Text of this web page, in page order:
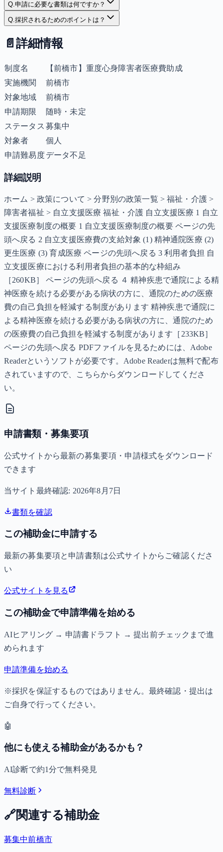
Q.申請に必要な書類は何ですか？
Q.採択されるためのポイントは？
📄 詳細情報
制度名
【前橋市】重度心身障害者医療費助成
実施機関
前橋市
対象地域
前橋市
申請期限
随時・未定
ステータス 募集中
対象者
個人
申請難易度データ不足
詳細説明
ホーム > 政策について > 分野別の政策一覧 > 福祉・介護 >
障害者福祉 > 自立支援医療 福祉・介護 自立支援医療 1 自立
支援医療制度の概要 1 自立支援医療制度の概要 ページの先
頭へ戻る 2 自立支援医療費の支給対象 (1) 精神通院医療 (2)
更生医療 (3) 育成医療 ページの先頭へ戻る 3 利用者負担 自
立支援医療における利用者負担の基本的な枠組み
［260KB］ ページの先頭へ戻る ４ 精神疾患で通院による精
神医療を続ける必要がある病状の方に、通院のための医療
費の自己負担を軽減する制度があります 精神疾患で通院に
よる精神医療を続ける必要がある病状の方に、通院のため
の医療費の自己負担を軽減する制度があります［233KB］
ページの先頭へ戻る PDFファイルを見るためには、Adobe
Readerというソフトが必要です。Adobe Readerは無料で配布
されていますので、こちらからダウンロードしてくださ
い。
申請書類・募集要項
公式サイトから最新の募集要項・申請様式をダウンロード
できます
当サイト最終確認: 2026年8月7日
書類を確認
この補助金に申請する
最新の募集要項と申請書類は公式サイトからご確認くださ
い
公式サイトを見る
この補助金で申請準備を始める
AIヒアリング → 申請書ドラフト → 提出前チェックまで進
められます
申請準備を始める
※採択を保証するものではありません。最終確認・提出は
ご自身で行ってください。
🤖
他にも使える補助金があるかも？
AI診断で約1分で無料発見
無料診断
🔗関連する補助金
募集中前橋市